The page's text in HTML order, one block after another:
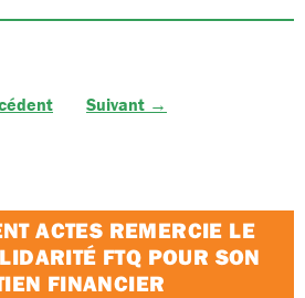
Suivant →
ACTES REMERCIE LE
FTQ POUR SON
FINANCIER